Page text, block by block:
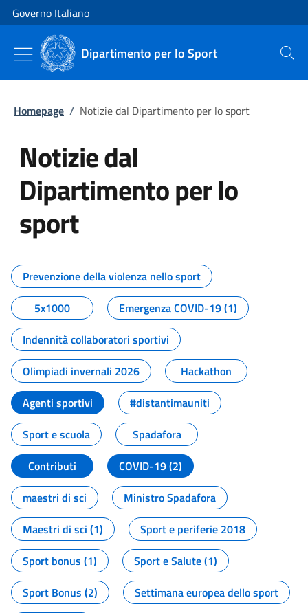
Vai al contenuto
Vai alla navigazione del sito
Governo Italiano
Dipartimento per lo Sport Cerca
Homepage / Notizie dal Dipartimento per lo sport
Notizie dal
Dipartimento per lo
sport
Tutti i contenuti della pagina
Prevenzione della violenza nello sport
5x1000
Emergenza COVID-19 (1)
Indennità collaboratori sportivi
Olimpiadi invernali 2026
Hackathon
Agenti sportivi
#distantimauniti
Sport e scuola
Spadafora
Contributi
COVID-19 (2)
maestri di sci
Ministro Spadafora
Maestri di sci (1)
Sport e periferie 2018
Sport bonus (1)
Sport e Salute (1)
Sport Bonus (2)
Settimana europea dello sport